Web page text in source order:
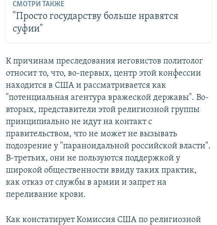
СМОТРИ ТАКЖЕ
"Просто государству больше нравятся
суфии"
К причинам преследования иеговистов политолог
относит то, что, во-первых, центр этой конфессии
находится в США и рассматривается как
"потенциальная агентура вражеской державы". Во-
вторых, представители этой религиозной группы
принципиально не идут на контакт с
правительством, что не может не вызывать
подозрение у "параноидальной российской власти".
В-третьих, они не пользуются поддержкой у
широкой общественности ввиду таких практик,
как отказ от службы в армии и запрет на
переливание крови.
Как констатирует Комиссия США по религиозной